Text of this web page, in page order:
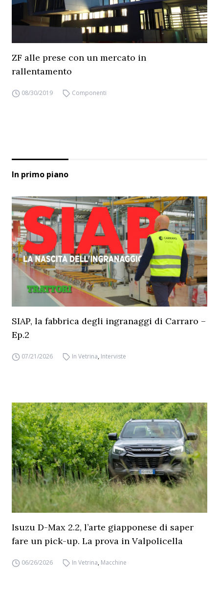
ZF alle prese con un mercato in
rallentamento
08/30/2019 Componenti
In primo piano
SIAP, la fabbrica degli ingranaggi di Carraro –
Ep.2
07/21/2026 In Vetrina, Interviste
Isuzu D-Max 2.2, l’arte giapponese di saper
fare un pick-up. La prova in Valpolicella
06/26/2026 In Vetrina, Macchine